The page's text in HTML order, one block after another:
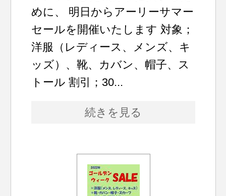
めに、 明日からアーリーサマー
セールを開催いたします 対象；
洋服（レディース、メンズ、キ
ッズ）、靴、カバン、帽子、ス
トール 割引；30...
続きを見る